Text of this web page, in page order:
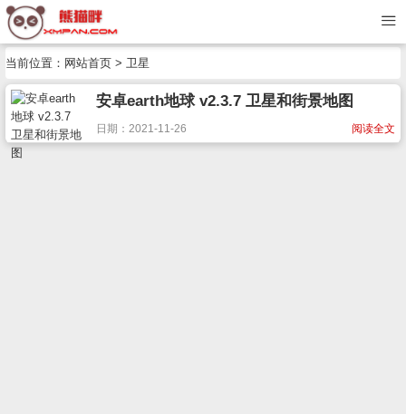
当前位置： 网站首页 > 卫星
安卓earth地球 v2.3.7 卫星和街景地图
阅读全文
日期：2021-11-26